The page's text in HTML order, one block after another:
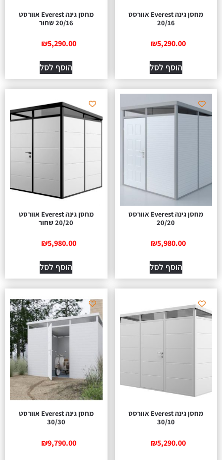
מחסן גינה Everest אוורסט
20/16
₪5,290.00
הוסף לסל
מחסן גינה Everest אוורסט
20/16 שחור
₪5,290.00
הוסף לסל
מחסן גינה Everest אוורסט
20/20
₪5,980.00
הוסף לסל
מחסן גינה Everest אוורסט
20/20 שחור
₪5,980.00
הוסף לסל
מחסן גינה Everest אוורסט
30/10
₪5,290.00
מחסן גינה Everest אוורסט
30/30
₪9,790.00